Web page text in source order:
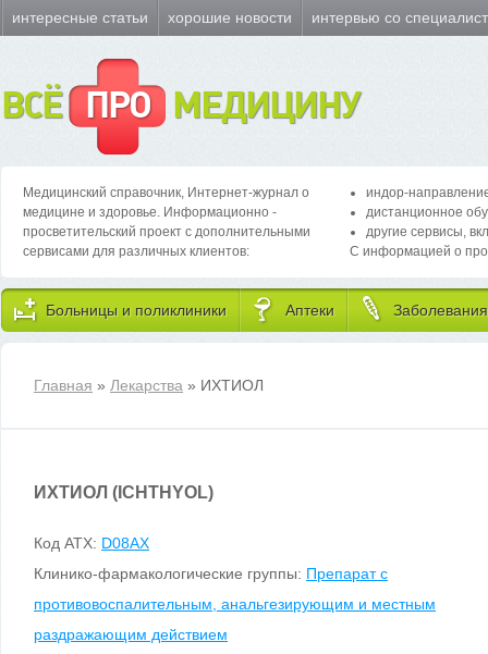
интересные статьи хорошие новости интервью со
ВСЁ ПРО МЕДИЦИНУ
Медицинский справочник, Интернет-журнал о
медицине и здоровье. Информационно -
просветительский проект с дополнительными
сервисами для различных клиентов:
индор-
дистанционное
другие сервисы,
С информацией о
Больницы и поликлиники Аптеки Заболевания
Главная » Лекарства » ИХТИОЛ
ИХТИОЛ (ICHTHYOL)
Код ATX: D08AX
Клинико-фармакологические группы: Препарат с
противовоспалительным, анальгезирующим и местным
раздражающим действием